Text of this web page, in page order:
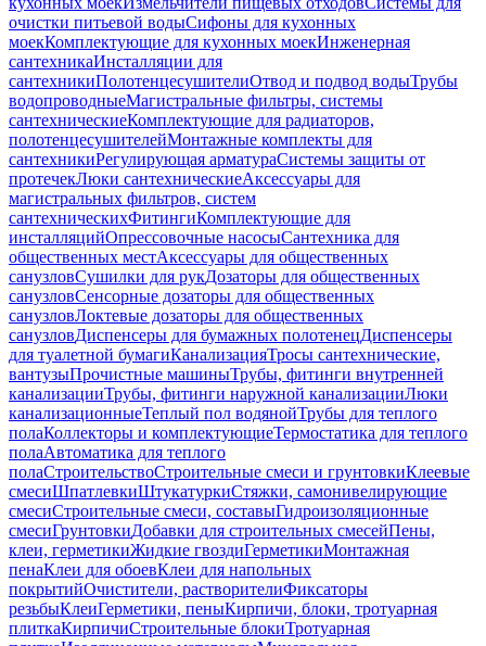
очистки питьевой водыСифоны для кухонных
моекКомплектующие для кухонных моекИнженерная
сантехникаИнсталляции для
сантехникиПолотенцесушителиОтвод и подвод водыТрубы
водопроводныеМагистральные фильтры, системы
сантехническиеКомплектующие для радиаторов,
полотенцесушителейМонтажные комплекты для
сантехникиРегулирующая арматураСистемы защиты от
протечекЛюки сантехническиеАксессуары для
магистральных фильтров, систем
сантехническихФитингиКомплектующие для
инсталляцийОпрессовочные насосыСантехника для
общественных местАксессуары для общественных
санузловСушилки для рукДозаторы для общественных
санузловСенсорные дозаторы для общественных
санузловЛоктевые дозаторы для общественных
санузловДиспенсеры для бумажных полотенецДиспенсеры
для туалетной бумагиКанализацияТросы сантехнические,
вантузыПрочистные машиныТрубы, фитинги внутренней
канализацииТрубы, фитинги наружной канализацииЛюки
канализационныеТеплый пол водянойТрубы для теплого
полаКоллекторы и комплектующиеТермостатика для теплого
полаАвтоматика для теплого
полаСтроительствоСтроительные смеси и грунтовкиКлеевые
смесиШпатлевкиШтукатуркиСтяжки, самонивелирующие
смесиСтроительные смеси, составыГидроизоляционные
смесиГрунтовкиДобавки для строительных смесейПены,
клеи, герметикиЖидкие гвоздиГерметикиМонтажная
пенаКлеи для обоевКлеи для напольных
покрытийОчистители, растворителиФиксаторы
резьбыКлеиГерметики, пеныКирпичи, блоки, тротуарная
плиткаКирпичиСтроительные блокиТротуарная